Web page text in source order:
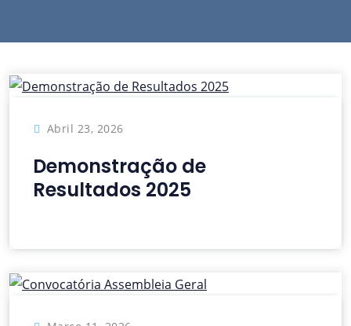
Abril 23, 2026
Demonstração de
Resultados 2025